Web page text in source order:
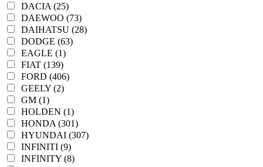
DACIA (25)
DAEWOO (73)
DAIHATSU (28)
DODGE (63)
EAGLE (1)
FIAT (139)
FORD (406)
GEELY (2)
GM (1)
HOLDEN (1)
HONDA (301)
HYUNDAI (307)
INFINITI (9)
INFINITY (8)